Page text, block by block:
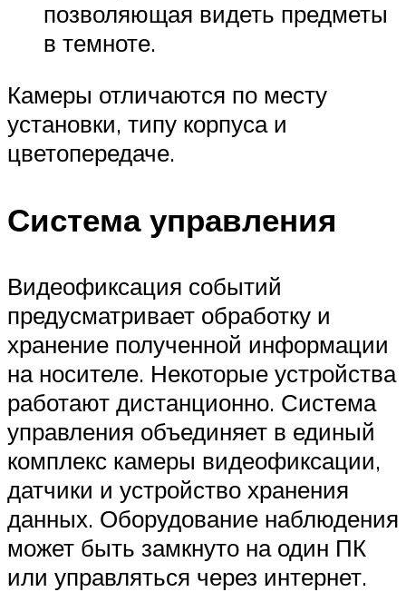
позволяющая видеть предметы
в темноте.
Камеры отличаются по месту
установки, типу корпуса и
цветопередаче.
Система управления
Видеофиксация событий
предусматривает обработку и
хранение полученной информации
на носителе. Некоторые устройства
работают дистанционно. Система
управления объединяет в единый
комплекс камеры видеофиксации,
датчики и устройство хранения
данных. Оборудование наблюдения
может быть замкнуто на один ПК
или управляться через интернет.